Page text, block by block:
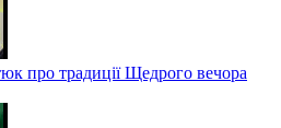
про традиції Щедрого вечора